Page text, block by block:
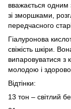
вважається одним
зі зморшками,
передчасного
Гіалуронова
свіжість шкіри.
випаровуватися з
молодою і
Відтінки:
13 тон – світлий